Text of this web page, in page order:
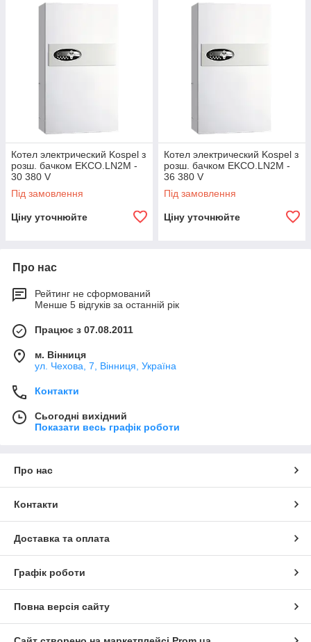
Котел электрический Kospel з
розш. бачком EKCO.LN2M -
30 380 V
Під замовлення
Ціну уточнюйте
Котел электрический Kospel з
розш. бачком EKCO.LN2M -
36 380 V
Під замовлення
Ціну уточнюйте
Про нас
Рейтинг не сформований
Менше 5 відгуків за останній рік
Працює з 07.08.2011
м. Вінниця
ул. Чехова, 7, Вінниця, Україна
Контакти
Сьогодні вихідний
Показати весь графік роботи
Про нас
Контакти
Доставка та оплата
Графік роботи
Повна версія сайту